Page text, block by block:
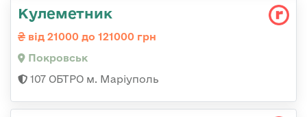
Кулеметник
від 21000 до 121000 грн
Покровськ
107 ОБТРО м. Маріуполь